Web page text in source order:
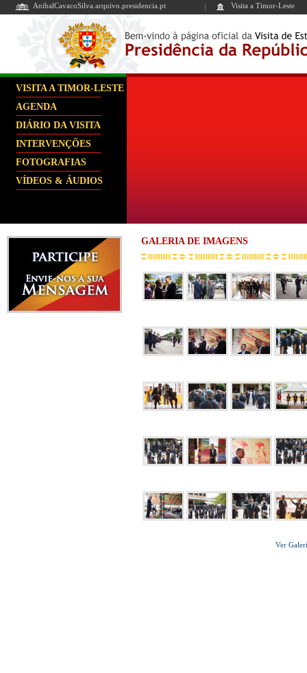
AnibalCavacoSilva.arquivo.presidencia.pt Visita a Timor-Leste
VISITA A TIMOR-LESTE
AGENDA
DIÁRIO DA VISITA
INTERVENÇÕES
FOTOGRAFIAS
VÍDEOS & ÁUDIOS
GALERIA DE IMAGENS
Ver